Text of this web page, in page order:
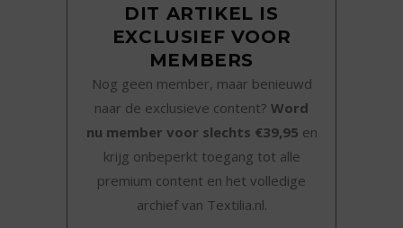
DIT ARTIKEL IS
EXCLUSIEF VOOR
MEMBERS
Nog geen member, maar benieuwd
naar de exclusieve content? Word
nu member voor slechts €39,95 en
krijg onbeperkt toegang tot alle
premium content en het volledige
archief van Textilia.nl.